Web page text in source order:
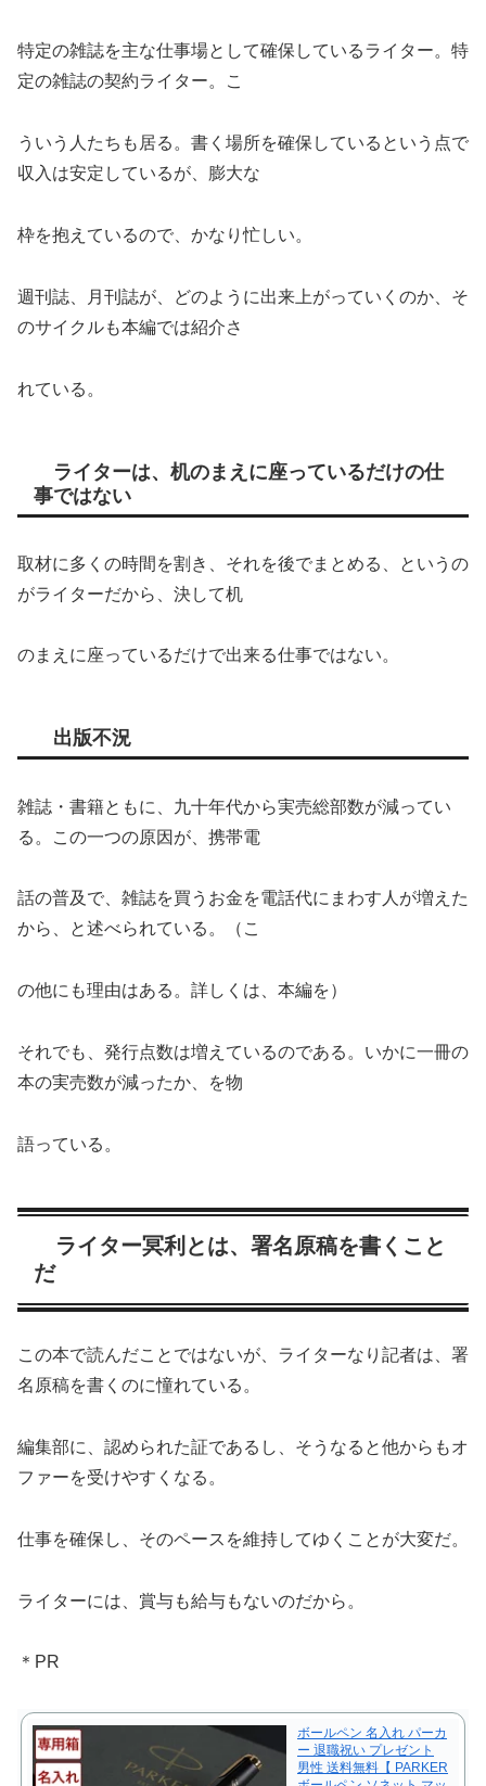
特定の雑誌を主な仕事場として確保しているライター。特
定の雑誌の契約ライター。こ
ういう人たちも居る。書く場所を確保しているという点で
収入は安定しているが、膨大な
枠を抱えているので、かなり忙しい。
週刊誌、月刊誌が、どのように出来上がっていくのか、そ
のサイクルも本編では紹介さ
れている。
ライターは、机のまえに座っているだけの仕
事ではない
取材に多くの時間を割き、それを後でまとめる、というの
がライターだから、決して机
のまえに座っているだけで出来る仕事ではない。
出版不況
雑誌・書籍ともに、九十年代から実売総部数が減ってい
る。この一つの原因が、携帯電
話の普及で、雑誌を買うお金を電話代にまわす人が増えた
から、と述べられている。（こ
の他にも理由はある。詳しくは、本編を）
それでも、発行点数は増えているのである。いかに一冊の
本の実売数が減ったか、を物
語っている。
ライター冥利とは、署名原稿を書くこと
だ
この本で読んだことではないが、ライターなり記者は、署
名原稿を書くのに憧れている。
編集部に、認められた証であるし、そうなると他からもオ
ファーを受けやすくなる。
仕事を確保し、そのペースを維持してゆくことが大変だ。
ライターには、賞与も給与もないのだから。
＊PR
ボールペン 名入れ パーカ
ー 退職祝い プレゼント
男性 送料無料【 PARKER